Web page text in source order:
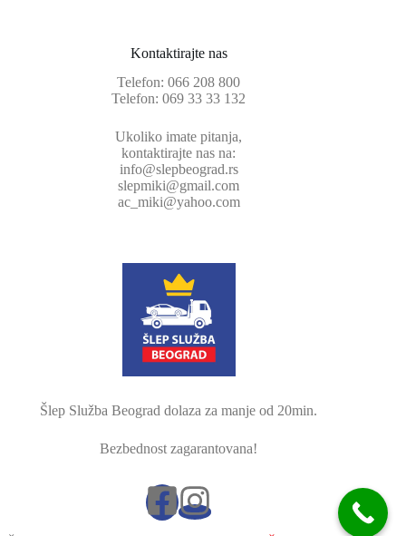
Kontaktirajte nas
Telefon:066 208 800
Telefon:069 33 33 132
Ukoliko imate pitanja,
kontaktirajte nas na:
info@slepbeograd.rs
slepmiki@gmail.com
ac_miki@yahoo.com
Šlep Služba Beograd dolaza za manje od 20min.
Bezbednost zagarantovana!